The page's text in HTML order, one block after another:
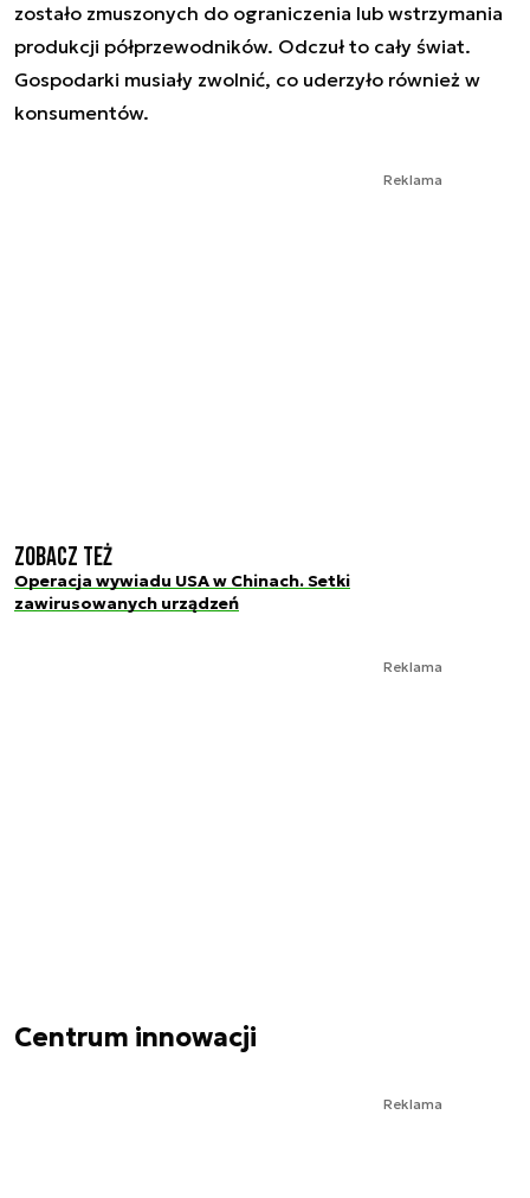
zostało zmuszonych do ograniczenia lub wstrzymania
produkcji półprzewodników. Odczuł to cały świat.
Gospodarki musiały zwolnić, co uderzyło również w
konsumentów.
Reklama
Zobacz też
Operacja wywiadu USA w Chinach. Setki
zawirusowanych urządzeń
Reklama
Centrum innowacji
Reklama